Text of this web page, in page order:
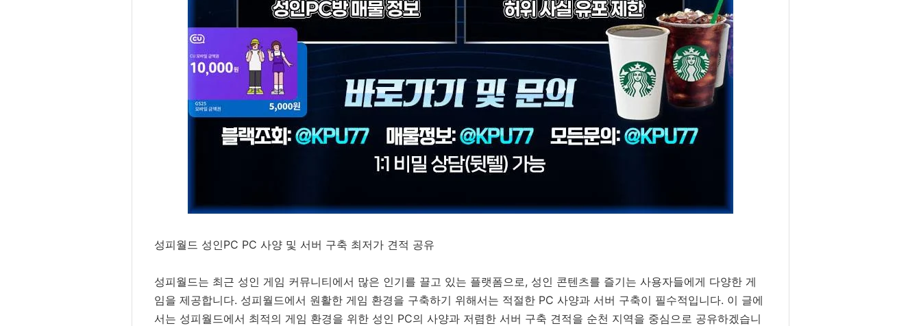
성피월드 성인PC PC 사양 및 서버 구축 최저가 견적 공유
성피월드는 최근 성인 게임 커뮤니티에서 많은 인기를 끌고 있는 플랫폼으로, 성인 콘텐츠를 즐기는 사용자들에게 다양한 게
임을 제공합니다. 성피월드에서 원활한 게임 환경을 구축하기 위해서는 적절한 PC 사양과 서버 구축이 필수적입니다. 이 글에
서는 성피월드에서 최적의 게임 환경을 위한 성인 PC의 사양과 저렴한 서버 구축 견적을 순천 지역을 중심으로 공유하겠습니